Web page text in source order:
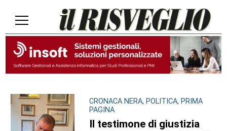
CRONACA NERA, POLITICA, PRIMA
PAGINA
Il testimone di giustizia